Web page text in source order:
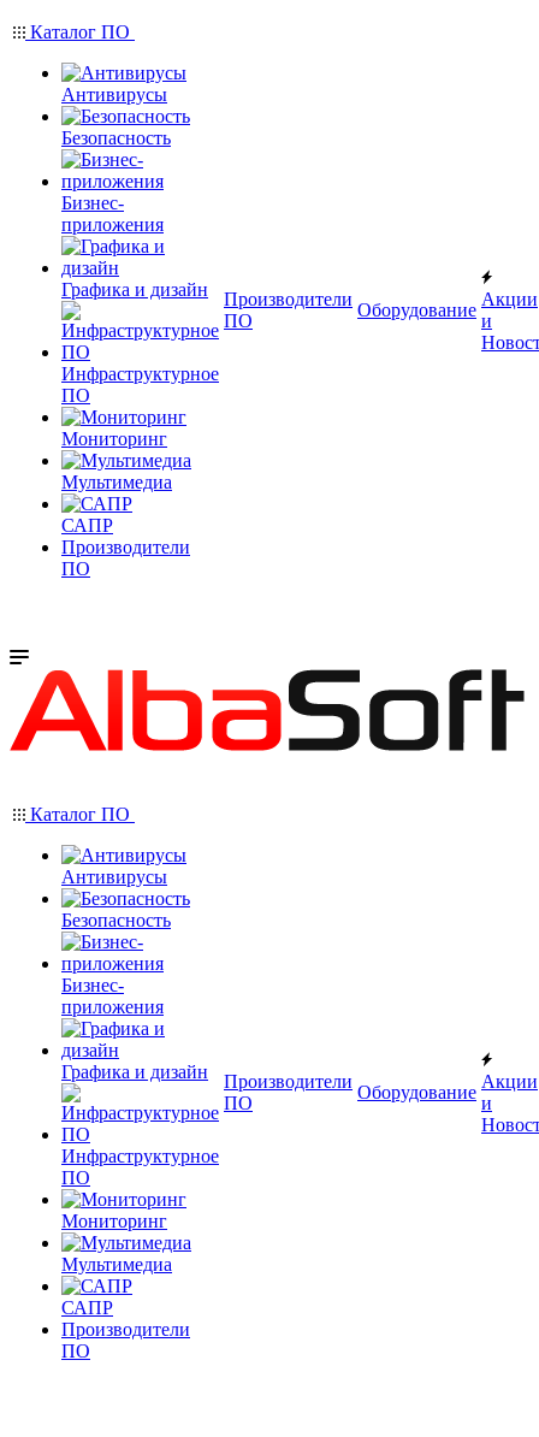
Каталог ПО
Антивирусы
Безопасность
Бизнес-
приложения
Графика и дизайн
Инфраструктурное
ПО
Мониторинг
Мультимедиа
САПР
Производители
ПО
Производители
ПО
Оборудование
Акции
и
Каталог ПО
Антивирусы
Безопасность
Бизнес-
приложения
Графика и дизайн
Инфраструктурное
ПО
Мониторинг
Мультимедиа
САПР
Производители
ПО
Производители
ПО
Оборудование
Акции
и